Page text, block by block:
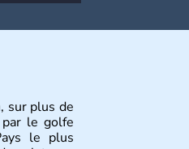
sur plus de
le golfe
le plus